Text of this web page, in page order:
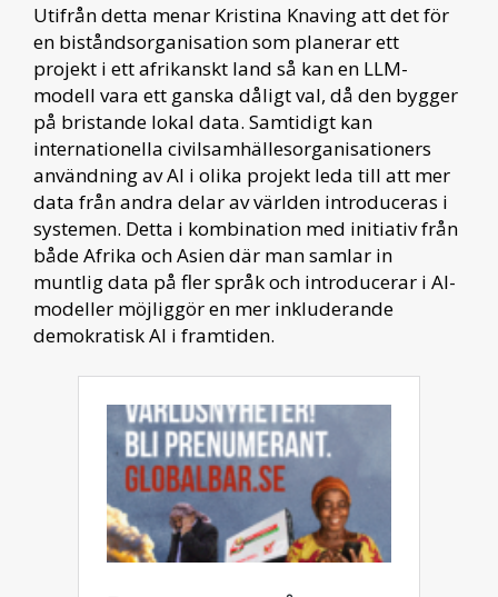
Utifrån detta menar Kristina Knaving att det för
en biståndsorganisation som planerar ett
projekt i ett afrikanskt land så kan en LLM-
modell vara ett ganska dåligt val, då den bygger
på bristande lokal data. Samtidigt kan
internationella civilsamhällesorganisationers
användning av AI i olika projekt leda till att mer
data från andra delar av världen introduceras i
systemen. Detta i kombination med initiativ från
både Afrika och Asien där man samlar in
muntlig data på fler språk och introducerar i AI-
modeller möjliggör en mer inkluderande
demokratisk AI i framtiden.